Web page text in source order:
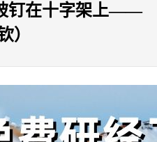
钉在十字架上——
）